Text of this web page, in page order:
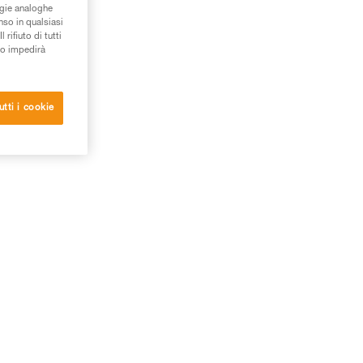
analoghe
in qualsiasi
rifiuto di tutti
impedirà
i cookie